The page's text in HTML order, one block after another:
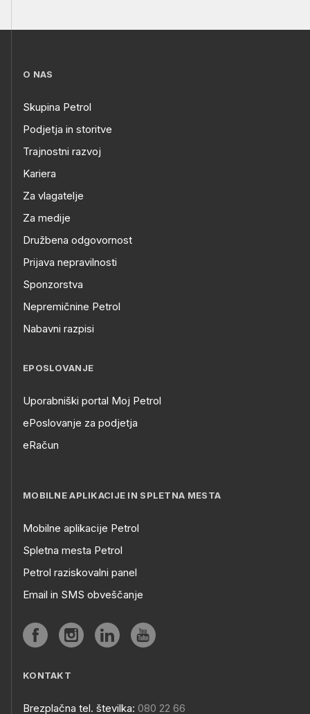
O NAS
Skupina Petrol
Podjetja in storitve
Trajnostni razvoj
Kariera
Za vlagatelje
Za medije
Družbena odgovornost
Prijava nepravilnosti
Sponzorstva
Nepremičnine Petrol
Nabavni razpisi
EPOSLOVANJE
Uporabniški portal Moj Petrol
ePoslovanje za podjetja
eRačun
MOBILNE APLIKACIJE IN SPLETNA MESTA
Mobilne aplikacije Petrol
Spletna mesta Petrol
Petrol raziskovalni panel
Email in SMS obveščanje
KONTAKT
Brezplačna tel. številka: 080 22 66